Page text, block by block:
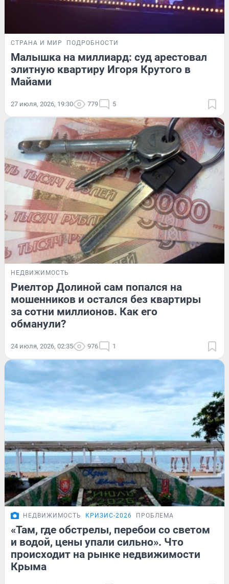
СТРАНА И МИР ПОДРОБНОСТИ
Малышка на миллиард: суд арестовал
элитную квартиру Игоря Крутого в
Майами
27 июля, 2026, 19:30 779 5
НЕДВИЖИМОСТЬ
Риелтор Долиной сам попался на
мошенников и остался без квартиры
за сотни миллионов. Как его
обманули?
24 июля, 2026, 02:35 976 1
НЕДВИЖИМОСТЬ КРИЗИС-2026 ПРОБЛЕМА
«Там, где обстрелы, перебои со светом
и водой, цены упали сильно». Что
происходит на рынке недвижимости
Крыма